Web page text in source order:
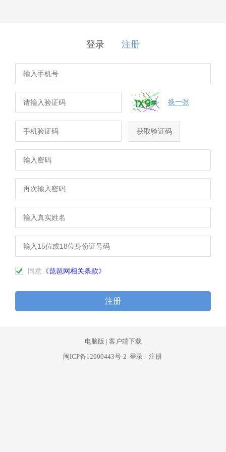
登录 注册
换一张
获取验证码
同意 《琵琶网相关条款》
注册
电脑版 | 客户端下载
闽ICP备12000443号-2 登录 | 注册